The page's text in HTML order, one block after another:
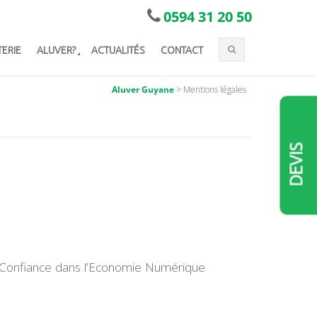
0594 31 20 50
ALUVER? ACTUALITÉS CONTACT
DEVIS
Aluver Guyane > Mentions légales
dans l’Economie Numérique